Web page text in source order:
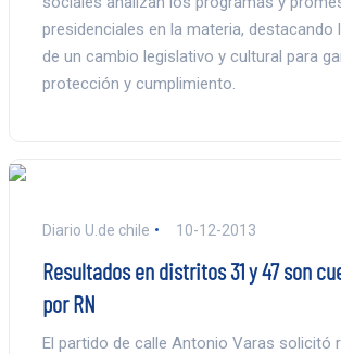
presidenciales en la materia, destacando
de un cambio legislativo y cultural para
protección y cumplimiento.
Diario U.de chile 10-12-2013
Resultados en distritos 31 y 47 son
por RN
El partido de calle Antonio Varas solicitó